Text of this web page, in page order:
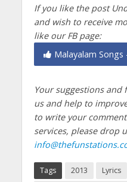
If you like the post
and wish to receive
like our FB page:
Malayalam Songs
Your suggestions and
us and help to
to write your
services, please drop
Tags 2013 Lyrics